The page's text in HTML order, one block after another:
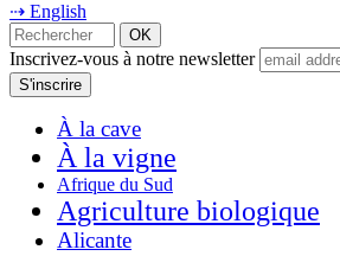
⇢ English
Inscrivez-vous à notre newsletter
À la cave
À la vigne
Afrique du Sud
Agriculture biologique
Alicante